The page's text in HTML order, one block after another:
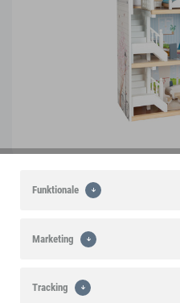
Puppenhaus Stadtvilla
11802
Funktionale
Marketing
Tracking